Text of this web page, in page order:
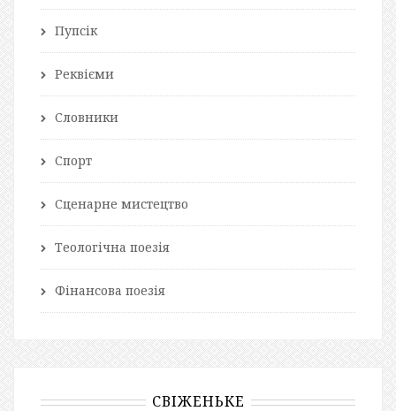
Пупсік
Реквієми
Словники
Спорт
Сценарне мистецтво
Теологічна поезія
Фінансова поезія
СВІЖЕНЬКЕ